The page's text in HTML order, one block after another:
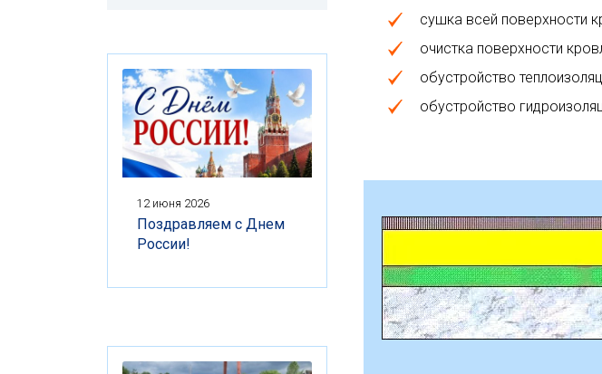
сушка всей поверхности
очистка поверхности
обустройство
обустройство
12 июня 2026
Поздравляем с Днем
России!